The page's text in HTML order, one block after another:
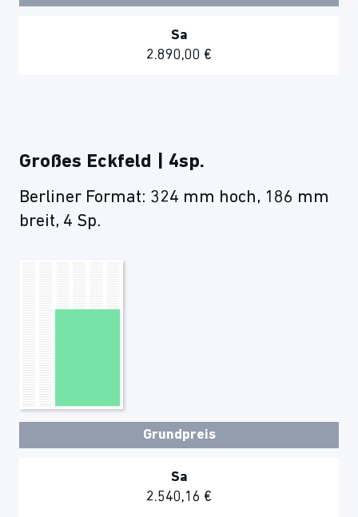
Sa
2.890,00 €
Großes Eckfeld | 4sp.
Berliner Format: 324 mm hoch, 186 mm
breit, 4 Sp.
Grundpreis
Sa
2.540,16 €